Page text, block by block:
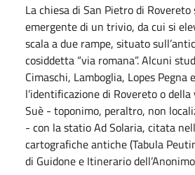
La chiesa di San Pietro di
emergente di un trivio, da cui si
scala a due rampe, situato
cosiddetta “via romana”. Alcuni
Cimaschi, Lamboglia, Lopes Pegna
l’identificazione di Rovereto o
Suè - toponimo, peraltro, non
- con la statio Ad Solaria, citata
cartografiche antiche (Tabula
di Guidone e Itinerario